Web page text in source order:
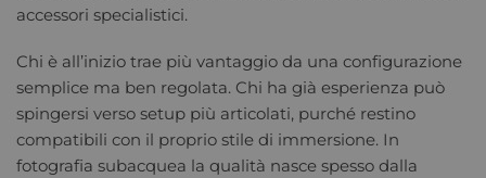
accessori specialistici.
Chi è all’inizio trae più vantaggio da una configurazione
semplice ma ben regolata. Chi ha già esperienza può
spingersi verso setup più articolati, purché restino
compatibili con il proprio stile di immersione. In
fotografia subacquea la qualità nasce spesso dalla